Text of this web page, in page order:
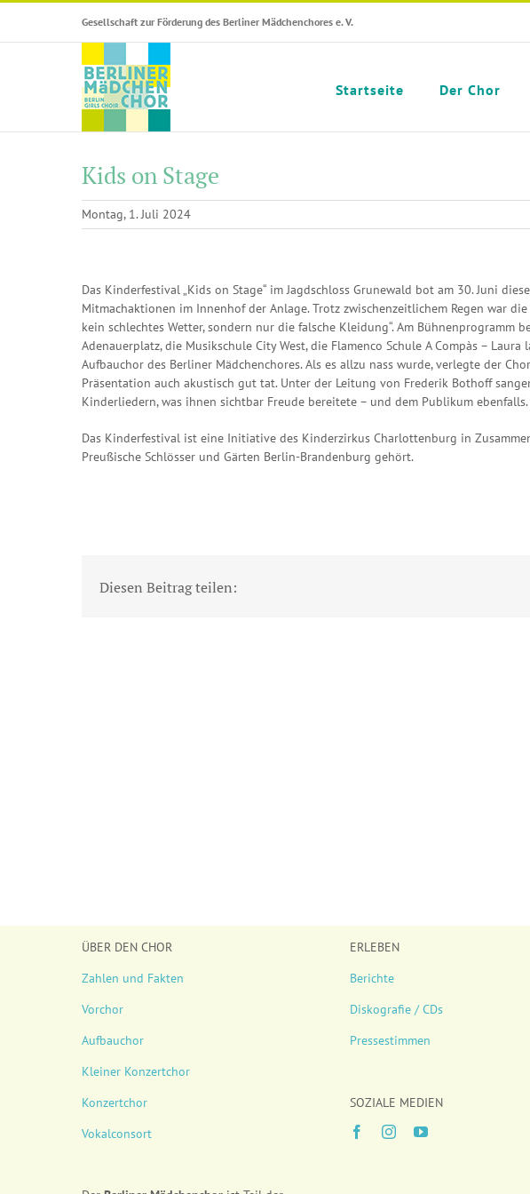
Skip
content
Gesellschaft zur Förderung des Berliner Mädchenchores e. V.
Startseite Der Chor
Kids on Stage
Montag, 1. Juli 2024
Bild
Das Kinderfestival „Kids on Stage“ im Jagdschloss Grunewald bot am 30. Juni
Mitmachaktionen im Innenhof der Anlage. Trotz zwischenzeitlichem Regen war
kein schlechtes Wetter, sondern nur die falsche Kleidung“. Am
Adenauerplatz, die Musikschule City West, die Flamenco Schule A Compàs –
Aufbauchor des Berliner Mädchenchores. Als es allzu nass wurde, verlegte der
Präsentation auch akustisch gut tat. Unter der Leitung von Frederik Bothoff
Kinderliedern, was ihnen sichtbar Freude bereitete – und dem Publikum ebenfalls.
Das Kinderfestival ist eine Initiative des Kinderzirkus Charlottenburg in
Preußische Schlösser und Gärten Berlin-Brandenburg gehört.
Diesen Beitrag teilen:
ÜBER DEN CHOR
Zahlen und Fakten
Vorchor
Aufbauchor
Kleiner Konzertchor
Konzertchor
Vokalconsort
ERLEBEN
Berichte
Diskografie / CDs
Pressestimmen
SOZIALE MEDIEN